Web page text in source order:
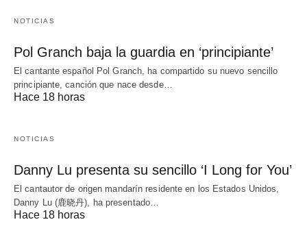
NOTICIAS
Pol Granch baja la guardia en ‘principiante’
El cantante español Pol Granch, ha compartido su nuevo sencillo
principiante, canción que nace desde…
Hace 18 horas
NOTICIAS
Danny Lu presenta su sencillo ‘I Long for You’
El cantautor de origen mandarín residente en los Estados Unidos,
Danny Lu (鹿晓丹), ha presentado…
Hace 18 horas